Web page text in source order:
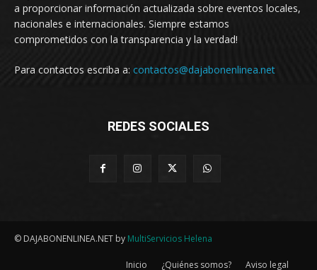
a proporcionar información actualizada sobre eventos locales,
nacionales e internacionales. Siempre estamos
comprometidos con la transparencia y la verdad!
Para contactos escriba a: contactos@dajabonenlinea.net
REDES SOCIALES
© DAJABONENLINEA.NET by MultiServicios Helena
Inicio ¿Quiénes somos? Aviso legal